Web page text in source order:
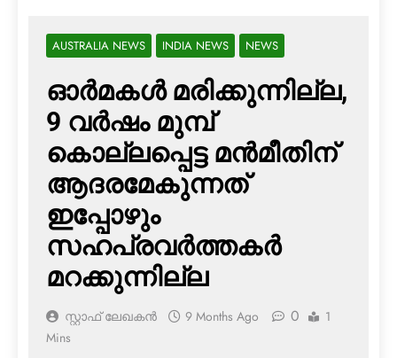
AUSTRALIA NEWS INDIA NEWS NEWS
ഓര്‍മകള്‍ മരിക്കുന്നില്ല,
9 വര്‍ഷം മുമ്പ്
കൊല്ലപ്പെട്ട മന്‍മീതിന്
ആദരമേകുന്നത്
ഇപ്പോഴും
സഹപ്രവര്‍ത്തകര്‍
മറക്കുന്നില്ല
സ്റ്റാഫ് ലേഖകൻ 9 Months Ago 0
1
Mins